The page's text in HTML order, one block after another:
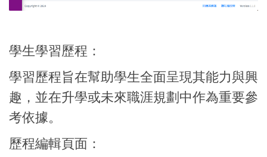
學生學習歷程：
學習歷程旨在幫助學生全面呈現其能力與興
趣，並在升學或未來職涯規劃中作為重要參
考依據。
歷程編輯頁面：